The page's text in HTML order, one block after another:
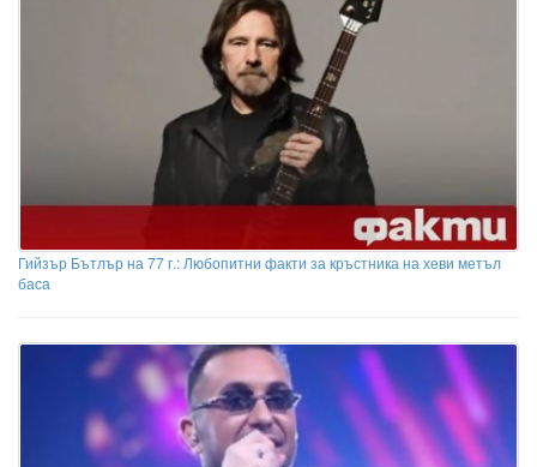
Гийзър Бътлър на 77 г.: Любопитни факти за кръстника на хеви метъл
баса